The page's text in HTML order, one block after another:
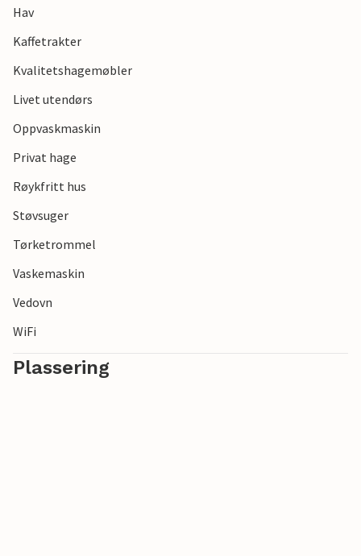
Hav
Kaffetrakter
Kvalitetshagemøbler
Livet utendørs
Oppvaskmaskin
Privat hage
Røykfritt hus
Støvsuger
Tørketrommel
Vaskemaskin
Vedovn
WiFi
Plassering